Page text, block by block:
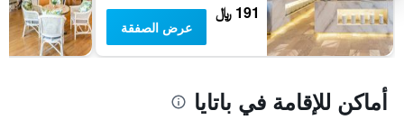
191 ﷼
عرض الصفقة
أماكن للإقامة في باتايا